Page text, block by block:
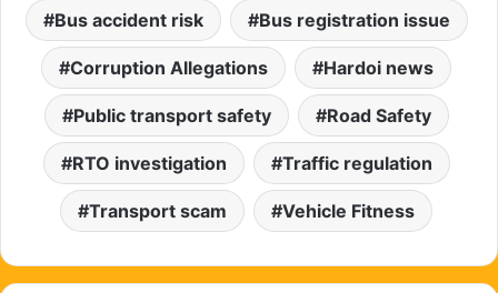
Bus accident risk Bus registration issue
Corruption Allegations Hardoi news
Public transport safety Road Safety
RTO investigation Traffic regulation
Transport scam Vehicle Fitness